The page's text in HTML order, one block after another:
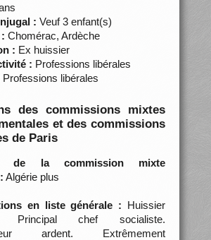
: Veuf 3 enfant(s)
Chomérac, Ardèche
: Ex huissier
: Professions libérales
Professions libérales
des commissions mixtes
et des commissions
de Paris
de la commission mixte
Algérie plus
en liste générale : Huissier
Principal chef socialiste.
ardent. Extrêmement